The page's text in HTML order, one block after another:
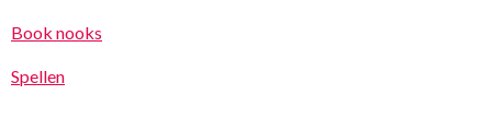
Book nooks
Spellen